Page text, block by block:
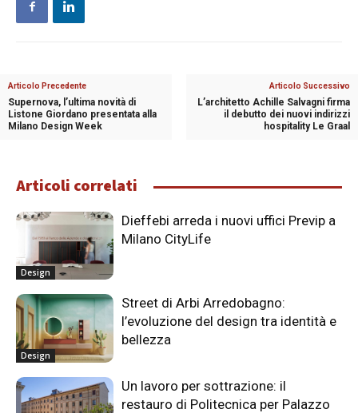
Articolo Precedente
Supernova, l’ultima novità di
Listone Giordano presentata alla
Milano Design Week
Articolo Successivo
L’architetto Achille Salvagni firma
il debutto dei nuovi indirizzi
hospitality Le Graal
Articoli correlati
Design
Dieffebi arreda i nuovi uffici Previp a
Milano CityLife
Design
Street di Arbi Arredobagno:
l’evoluzione del design tra identità e
bellezza
Un lavoro per sottrazione: il
restauro di Politecnica per Palazzo